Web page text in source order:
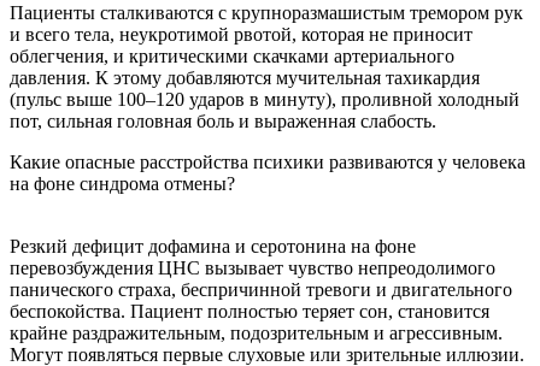
Пациенты сталкиваются с крупноразмашистым тремором рук
и всего тела, неукротимой рвотой, которая не приносит
облегчения, и критическими скачками артериального
давления. К этому добавляются мучительная тахикардия
(пульс выше 100–120 ударов в минуту), проливной холодный
пот, сильная головная боль и выраженная слабость.
Какие опасные расстройства психики развиваются у человека
на фоне синдрома отмены?
Резкий дефицит дофамина и серотонина на фоне
перевозбуждения ЦНС вызывает чувство непреодолимого
панического страха, беспричинной тревоги и двигательного
беспокойства. Пациент полностью теряет сон, становится
крайне раздражительным, подозрительным и агрессивным.
Могут появляться первые слуховые или зрительные иллюзии.